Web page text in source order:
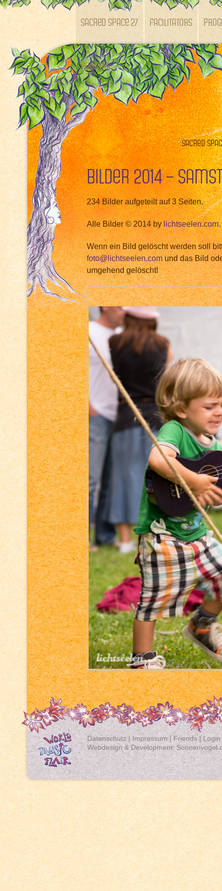
SACRED SPACE 27 Facilitators
Kontakt
Sacred
Bilder 2014 –
234 Bilder aufgeteilt auf 3 Seiten.
Alle Bilder © 2014 by lichtseelen.com.
Wenn ein Bild gelöscht werden soll
foto@lichtseelen.comund das Bild
umgehend gelöscht!
Datenschutz | Impressum|Friends|Login
Webdesign & Development: